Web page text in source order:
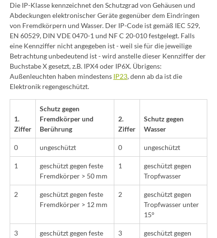
Die IP-Klasse kennzeichnet den Schutzgrad von Gehäusen und
Abdeckungen elektronischer Geräte gegenüber dem Eindringen
von Fremdkörpern und Wasser. Der IP-Code ist gemäß IEC 529,
EN 60529, DIN VDE 0470-1 und NF C 20-010 festgelegt. Falls
eine Kennziffer nicht angegeben ist - weil sie für die jeweilige
Betrachtung unbedeutend ist - wird anstelle dieser Kennziffer der
Buchstabe X gesetzt, z.B. IPX4 oder IP6X. Übrigens:
Außenleuchten haben mindestens IP23, denn ab da ist die
Elektronik regengeschützt.
1.
Ziffer
Schutz gegen
Fremdkörper und
Berührung
2.
Ziffer
Schutz gegen
Wasser
0 ungeschützt 0 ungeschützt
1
geschützt gegen feste
Fremdkörper > 50 mm
1
geschützt gegen
Tropfwasser
2
geschützt gegen feste
Fremdkörper > 12 mm
2
geschützt gegen
Tropfwasser unter
15°
3
geschützt gegen feste
3
geschützt gegen